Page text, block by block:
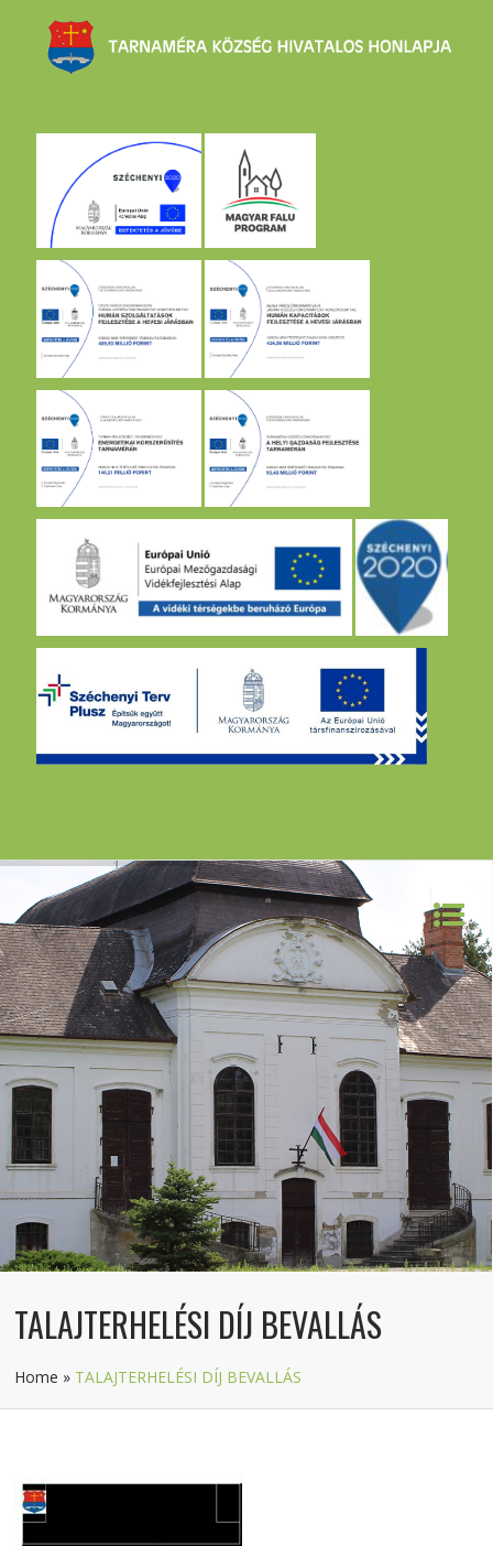
TALAJTERHELÉSI DÍJ BEVALLÁS
Home » TALAJTERHELÉSI DÍJ BEVALLÁS